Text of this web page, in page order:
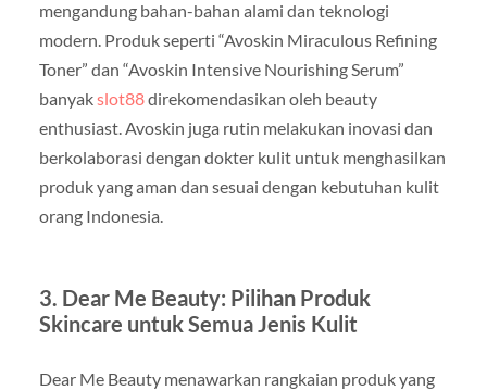
mengandung bahan-bahan alami dan teknologi
modern. Produk seperti “Avoskin Miraculous Refining
Toner” dan “Avoskin Intensive Nourishing Serum”
banyakslot88direkomendasikan oleh beauty
enthusiast. Avoskin juga rutin melakukan inovasi dan
berkolaborasi dengan dokter kulit untuk menghasilkan
produk yang aman dan sesuai dengan kebutuhan kulit
orang Indonesia.
3. Dear Me Beauty: Pilihan Produk
Skincare untuk Semua Jenis Kulit
Dear Me Beauty menawarkan rangkaian produk yang